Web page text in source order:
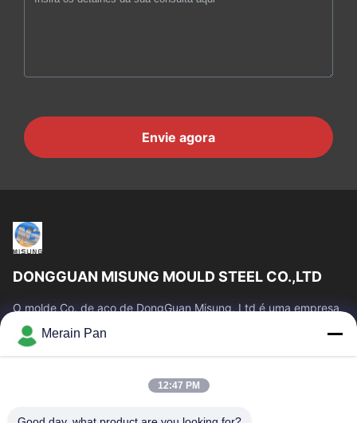
Envie agora
DONGGUAN MISUNG MOULD STEEL CO.,LTD
O molde Co. de aço de DongGuan Misung, Ltd é uma empresa
principal do plástico da fonte morre o aço de aço, quente do
trabalho, aço frio do...
Links Rápidos
Produtos
Show De RV
Sobre Nós
Merain Pan
12:47 PM